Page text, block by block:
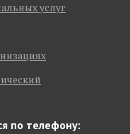
услуг
по телефону: